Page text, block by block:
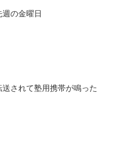
の金曜日
されて塾用携帯が鳴った